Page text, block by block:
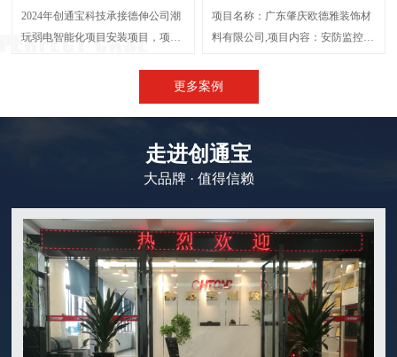
UPS后备电源系统、UPS动环监测
系统、楼层弱电井配电建设等等
2024年创通宝科技承接德伸公司潮
玩弱电智能化项目安装项目，项目
房建设、视频监控系统、信息网络
项目名称：广东肇庆欧德雅装饰材
料有限公司,项目内容：安防监控系
禁系统、停车场系统，会议系统、
更多案例
走进创通宝
大品牌 · 值得信赖